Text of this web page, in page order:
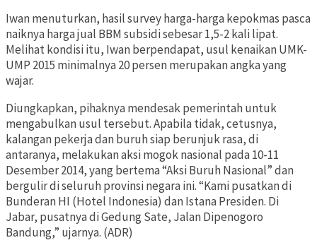
Iwan menuturkan, hasil survey harga-harga kepokmas pasca
naiknya harga jual BBM subsidi sebesar 1,5-2 kali lipat.
Melihat kondisi itu, Iwan berpendapat, usul kenaikan UMK-
UMP 2015 minimalnya 20 persen merupakan angka yang
wajar.
Diungkapkan, pihaknya mendesak pemerintah untuk
mengabulkan usul tersebut. Apabila tidak, cetusnya,
kalangan pekerja dan buruh siap berunjuk rasa, di
antaranya, melakukan aksi mogok nasional pada 10-11
Desember 2014, yang bertema “Aksi Buruh Nasional” dan
bergulir di seluruh provinsi negara ini. “Kami pusatkan di
Bunderan HI (Hotel Indonesia) dan Istana Presiden. Di
Jabar, pusatnya di Gedung Sate, Jalan Dipenogoro
Bandung,” ujarnya. (ADR)